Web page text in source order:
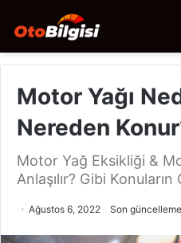
Motor Yağı
Nereden
Motor Yağ Eksikliği &
Anlaşılır? Gibi Konuların
Ağustos 6, 2022 Son